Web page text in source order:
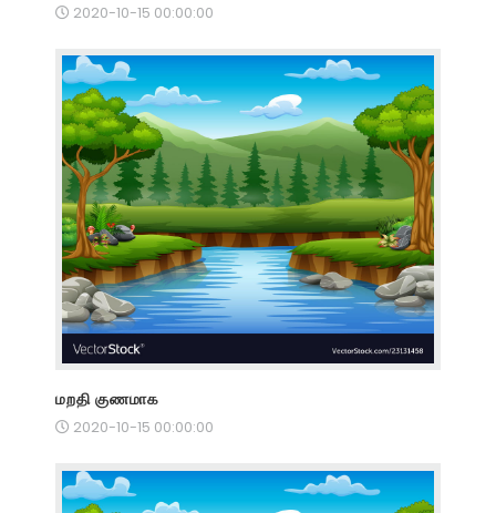
2020-10-15 00:00:00
மறதி குணமாக
2020-10-15 00:00:00